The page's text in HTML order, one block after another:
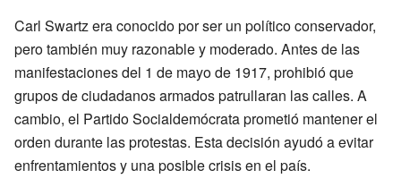
Carl Swartz era conocido por ser un político conservador,
pero también muy razonable y moderado. Antes de las
manifestaciones del 1 de mayo de 1917, prohibió que
grupos de ciudadanos armados patrullaran las calles. A
cambio, el Partido Socialdemócrata prometió mantener el
orden durante las protestas. Esta decisión ayudó a evitar
enfrentamientos y una posible crisis en el país.